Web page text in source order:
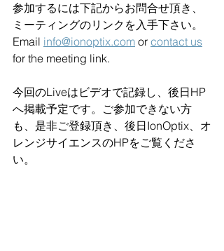
参加するには下記からお問合せ頂き、
ミーティングのリンクを入手下さい。
Email info@ionoptix.com or contact us
for the meeting link.
今回のLiveはビデオで記録し、後日HP
へ掲載予定です。ご参加できない方
も、是非ご登録頂き、後日IonOptix、オ
レンジサイエンスのHPをご覧くださ
い。